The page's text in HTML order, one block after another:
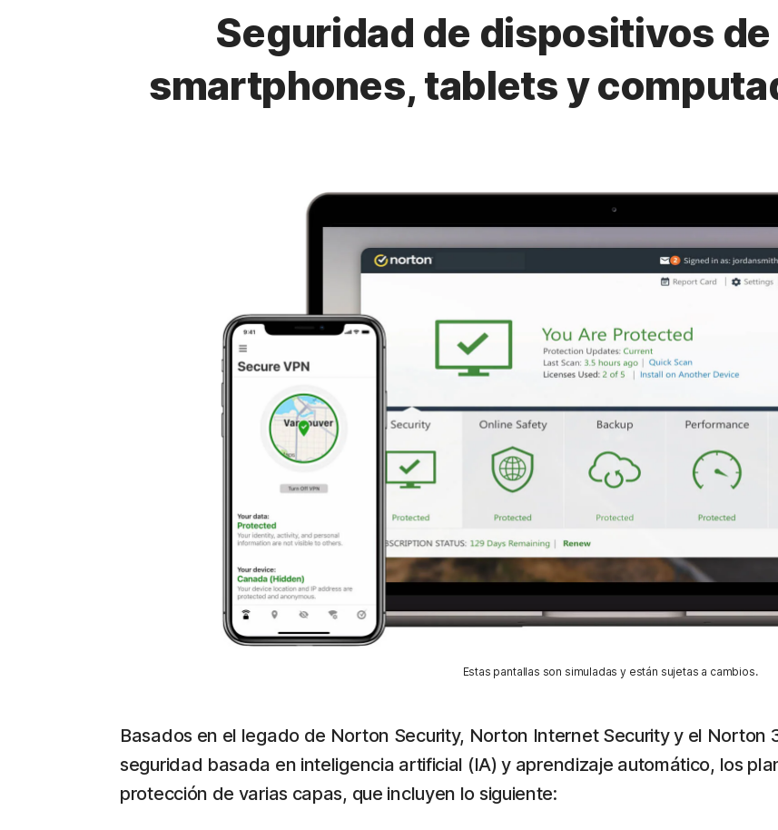
Seguridad de dispositivos
smartphones, tablets y
Estas pantallas son simuladas y están sujetas a cambios.
Basados en el legado de Norton Security, Norton Internet Security y el Norton
seguridad basada en inteligencia artificial (IA) y aprendizaje automático, los
protección de varias capas, que incluyen lo siguiente: